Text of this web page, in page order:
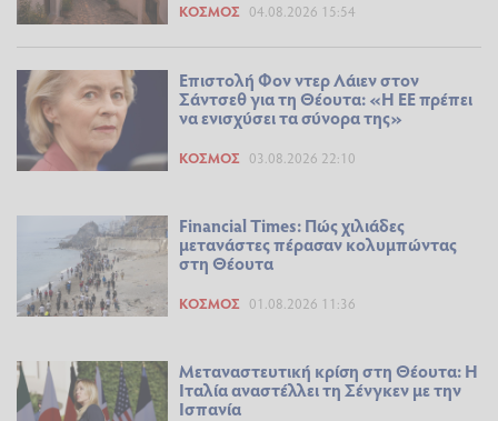
ΚΌΣΜΟΣ 04.08.2026 15:54
Επιστολή Φον ντερ Λάιεν στον
Σάντσεθ για τη Θέουτα: «Η ΕΕ πρέπει
να ενισχύσει τα σύνορα της»
ΚΌΣΜΟΣ 03.08.2026 22:10
Financial Times: Πώς χιλιάδες
μετανάστες πέρασαν κολυμπώντας
στη Θέουτα
ΚΌΣΜΟΣ 01.08.2026 11:36
Μεταναστευτική κρίση στη Θέουτα: Η
Ιταλία αναστέλλει τη Σένγκεν με την
Ισπανία